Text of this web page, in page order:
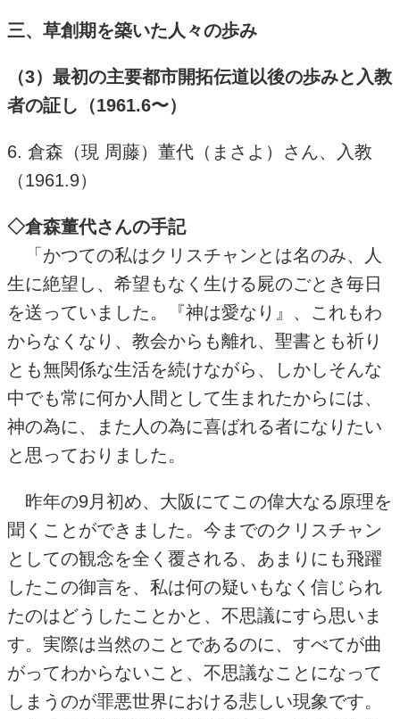
三、草創期を築いた人々の歩み
（3）最初の主要都市開拓伝道以後の歩みと入教
者の証し（1961.6〜）
6. 倉森（現 周藤）董代（まさよ）さん、入教
（1961.9）
◇倉森董代さんの手記
「かつての私はクリスチャンとは名のみ、人
生に絶望し、希望もなく生ける屍のごとき毎日
を送っていました。『神は愛なり』、これもわ
からなくなり、教会からも離れ、聖書とも祈り
とも無関係な生活を続けながら、しかしそんな
中でも常に何か人間として生まれたからには、
神の為に、また人の為に喜ばれる者になりたい
と思っておりました。
昨年の9月初め、大阪にてこの偉大なる原理を
聞くことができました。今までのクリスチャン
としての観念を全く覆される、あまりにも飛躍
したこの御言を、私は何の疑いもなく信じられ
たのはどうしたことかと、不思議にすら思いま
す。実際は当然のことであるのに、すべてが曲
がってわからないこと、不思議なことになって
しまうのが罪悪世界における悲しい現象です。